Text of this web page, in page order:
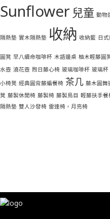
Sunflower 兒童 動物
隔熱墊 實木隔熱墊 收納 收納籃 日
圓凳 早八續命咖啡杯 木語邊桌 柚木輕藤圓
水壺 澆花壺 煦日藤心椅 玻璃咖啡杯 玻璃杯
小椅凳 經典圓背藤編餐椅 茶几 藤木圓舞
凳 藤製休閒椅 藤製椅 藤製鳥目 輕藤扶手餐
隔熱墊 雙人沙發椅 雷達椅，月亮椅